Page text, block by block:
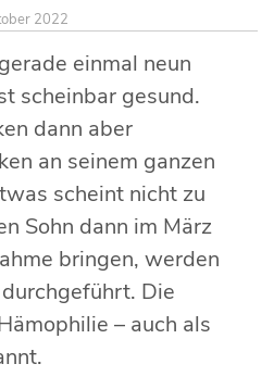
2022
einmal neun
scheinbar gesund.
dann aber
an seinem ganzen
scheint nicht zu
Sohn dann im März
bringen, werden
Die
– auch als